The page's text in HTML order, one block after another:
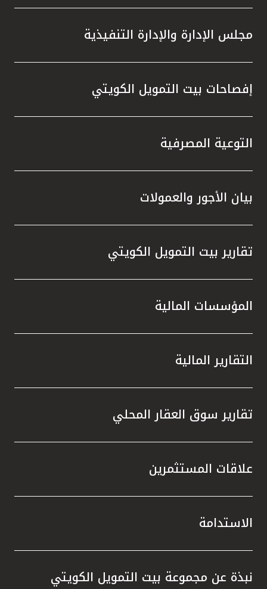
مجلس الإدارة والإدارة التنفيذية
إفصاحات بيت التمويل الكويتي
التوعية المصرفية
بيان الأجور والعمولات
تقارير بيت التمويل الكويتي
المؤسسات المالية
التقارير المالية
تقارير سوق العقار المحلي
علاقات المستثمرين
الاستدامة
نبذة عن مجموعة بيت التمويل الكويتي